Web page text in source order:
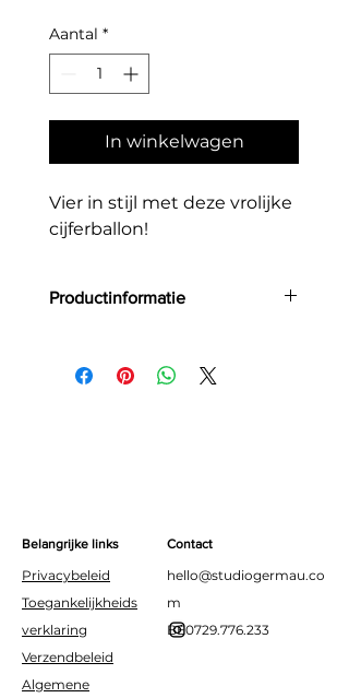
Aantal *
In winkelwagen
Vier in stijl met deze vrolijke
cijferballon!
Productinformatie
Materiaal: Hoogwaardige folie
Geschikt voor helium & lucht
Belangrijke links
Privacybeleid
Toegankelijkheids
verklaring
Verzendbeleid
Algemene
Contact
hello@studiogermau.co
m
BE0729.776.233